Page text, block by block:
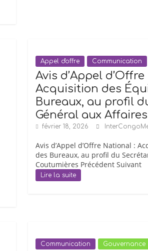
Appel d'offre Communication
Avis d’Appel
Acquisition des
Bureaux, au profil
Général aux
février 18, 2026
Avis d’Appel d’Offre National :
des Bureaux, au profil du
Coutumières Précédent Suivant
Lire la suite
Communication Gouvernance